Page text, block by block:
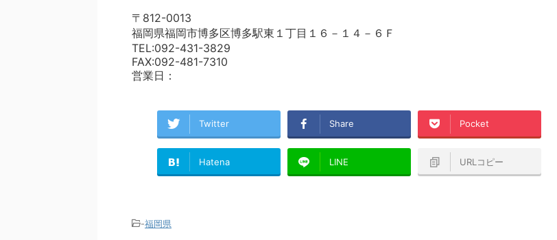
〒812-0013
福岡県福岡市博多区博多駅東１丁目１６－１４－６Ｆ
TEL:092-431-3829
FAX:092-481-7310
営業日：
Twitter Share Pocket
Hatena LINE URLコピー
-福岡県